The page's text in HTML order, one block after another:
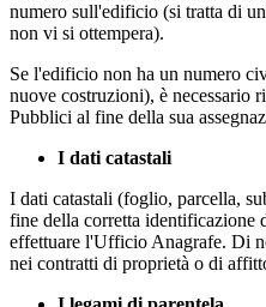
numero sull'edificio (si tratta di
non vi si ottempera).
Se l'edificio non ha un numero
nuove costruzioni), è
Pubblici al fine della sua
I dati catastali
I dati catastali (foglio, parcella,
fine della corretta identificazione
effettuare l'Ufficio Anagrafe. Di
nei contratti di proprietà o di